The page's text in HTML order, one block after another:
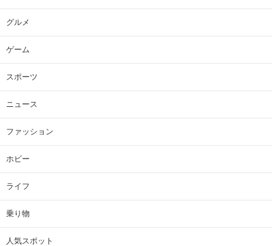
グルメ
ゲーム
スポーツ
ニュース
ファッション
ホビー
ライフ
乗り物
人気スポット